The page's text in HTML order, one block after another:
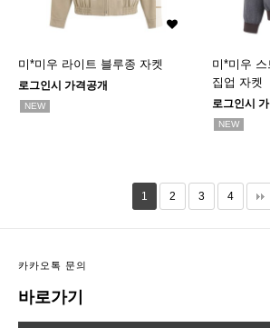
미*미우 라이트 블루종 자켓
로그인시 가격공개
NEW
미*미우
집업 자켓
로그인시
NEW
1 2 3 4
카카오톡 문의
바로가기